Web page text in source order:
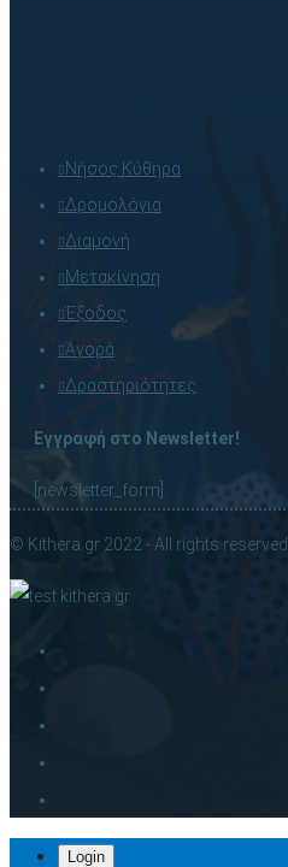
Νήσος Κύθηρα
Δρομολόγια
Διαμονή
Μετακίνηση
Έξοδος
Αγορά
Δραστηριότητες
Εγγραφή στο Newsletter!
[newsletter_form]
© Kithera.gr 2022 - All rights reserved.
Login